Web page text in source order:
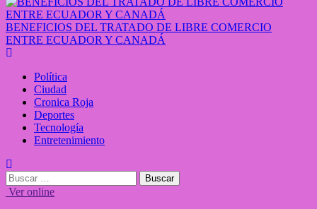
BENEFICIOS DEL TRATADO DE LIBRE COMERCIO
ENTRE ECUADOR Y CANADÁ
Política
Ciudad
Cronica Roja
Deportes
Tecnología
Entretenimiento
Ver online